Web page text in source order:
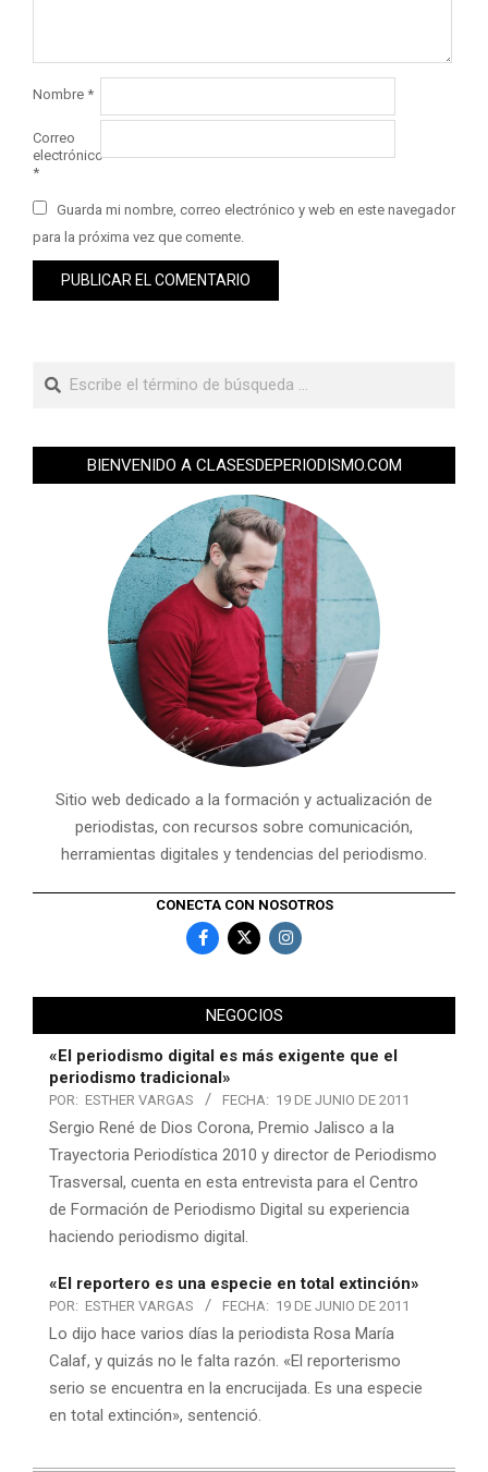
Nombre *
Correo
electrónico
*
Guarda mi nombre, correo electrónico y web en este navegador
para la próxima vez que comente.
BIENVENIDO A CLASESDEPERIODISMO.COM
Sitio web dedicado a la formación y actualización de
periodistas, con recursos sobre comunicación,
herramientas digitales y tendencias del periodismo.
CONECTA CON NOSOTROS
NEGOCIOS
«El periodismo digital es más exigente que el
periodismo tradicional»
POR: ESTHER VARGAS FECHA: 19 DE JUNIO DE 2011
Sergio René de Dios Corona, Premio Jalisco a la
Trayectoria Periodística 2010 y director de Periodismo
Trasversal, cuenta en esta entrevista para el Centro
de Formación de Periodismo Digital su experiencia
haciendo periodismo digital.
«El reportero es una especie en total extinción»
POR: ESTHER VARGAS FECHA: 19 DE JUNIO DE 2011
Lo dijo hace varios días la periodista Rosa María
Calaf, y quizás no le falta razón. «El reporterismo
serio se encuentra en la encrucijada. Es una especie
en total extinción», sentenció.